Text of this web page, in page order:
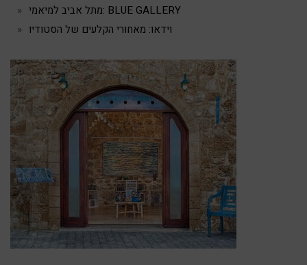
מתל אביב למיאמי: BLUE GALLERY
וידאו: מאחורי הקלעים של הסטודיו